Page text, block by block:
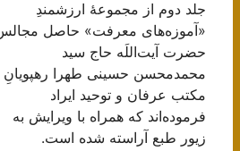
جلد دوم از مجموعۀ ارزشمندِ
«آموزه‌های معرفت» حاصل مجالس
حضرت آیت‌اللَه حاج سید
محمدمحسن حسینی طهرا رهپویانِ
مکتب عرفان و توحید ایراد
فرموده‌اند که همراه با ویرایش به
زیور طبع آراسته شده است.